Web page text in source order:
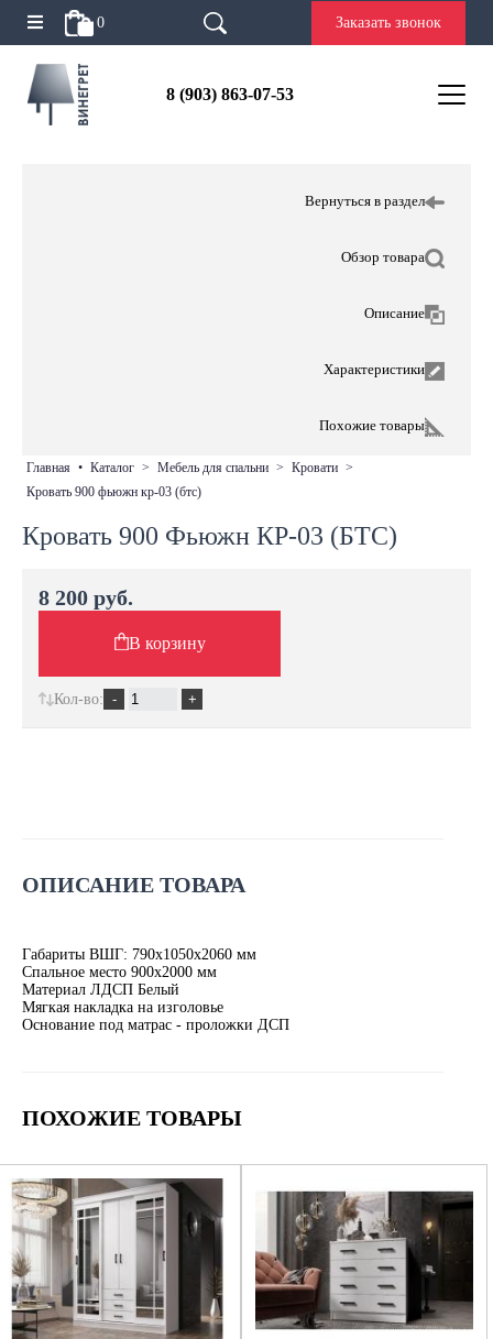
0 Заказать звонок
8 (903) 863-07-53
Вернуться в раздел
Обзор товара
Описание
Характеристики
Похожие товары
главная • каталог > мебель для спальни > кровати >
кровать 900 фьюжн кр-03 (бтс)
Кровать 900 Фьюжн КР-03 (БТС)
ОПИСАНИЕ ТОВАРА
Габариты ВШГ: 790х1050х2060 мм
Спальное место 900х2000 мм
Материал ЛДСП Белый
Мягкая накладка на изголовье
Основание под матрас - проложки ДСП
ПОХОЖИЕ ТОВАРЫ
8 200 руб.
В корзину
Кол-во: